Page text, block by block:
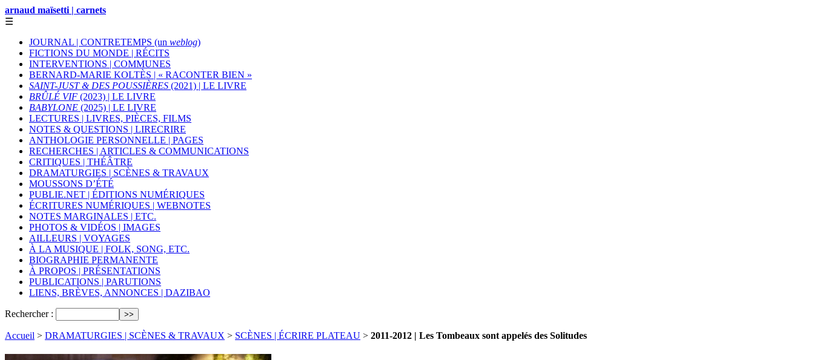
arnaud maïsetti | carnets
☰
JOURNAL | CONTRETEMPS (un weblog)
FICTIONS DU MONDE | RÉCITS
INTERVENTIONS | COMMUNES
BERNARD-MARIE KOLTÈS | « RACONTER BIEN »
SAINT-JUST & DES POUSSIÈRES (2021) | LE LIVRE
BRÛLÉ VIF (2023) | LE LIVRE
BABYLONE (2025) | LE LIVRE
LECTURES | LIVRES, PIÈCES, FILMS
NOTES & QUESTIONS | LIRECRIRE
ANTHOLOGIE PERSONNELLE | PAGES
RECHERCHES | ARTICLES & COMMUNICATIONS
CRITIQUES | THÉÂTRE
DRAMATURGIES | SCÈNES & TRAVAUX
MOUSSONS D’ÉTÉ
PUBLIE.NET | ÉDITIONS NUMÉRIQUES
ÉCRITURES NUMÉRIQUES | WEBNOTES
NOTES MARGINALES | ETC.
PHOTOS & VIDÉOS | IMAGES
AILLEURS | VOYAGES
À LA MUSIQUE | FOLK, SONG, ETC.
BIOGRAPHIE PERMANENTE
À PROPOS | PRÉSENTATIONS
PUBLICATIONS | PARUTIONS
LIENS, BRÈVES, ANNONCES | DAZIBAO
Rechercher :
Accueil > DRAMATURGIES | SCÈNES & TRAVAUX > SCÈNES | ÉCRIRE PLATEAU > 2011-2012 | Les Tombeaux sont appelés des Solitudes